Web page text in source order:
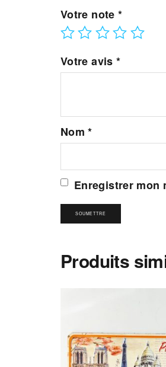
Votre note *
Votre avis *
Nom*
Enregistrer mon
Produits